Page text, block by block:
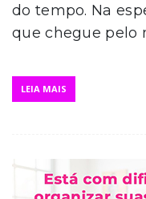
do tempo. Na
que chegue pelo
LEIA MAIS